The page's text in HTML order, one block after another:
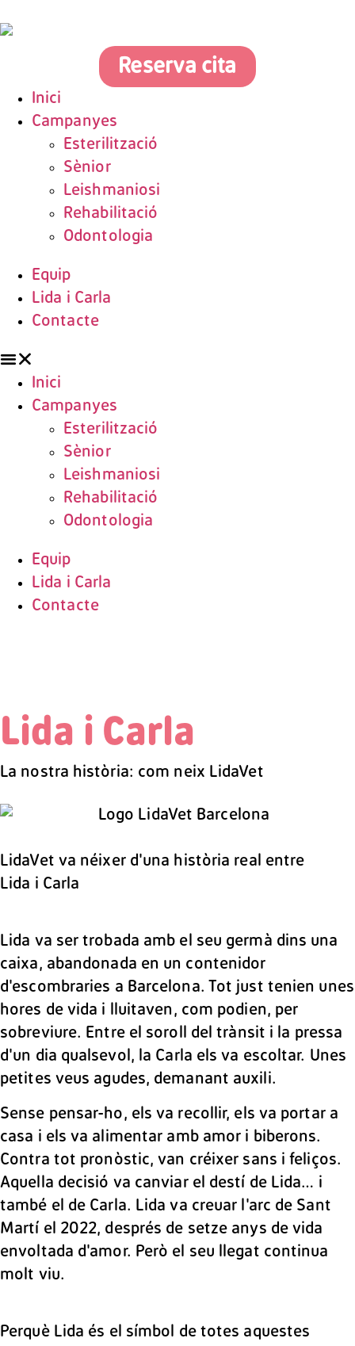
Reserva cita
Inici
Campanyes
Esterilització
Sènior
Leishmaniosi
Rehabilitació
Odontologia
Equip
Lida i Carla
Contacte
Inici
Campanyes
Esterilització
Sènior
Leishmaniosi
Rehabilitació
Odontologia
Equip
Lida i Carla
Contacte
Lida i Carla
La nostra història: com neix LidaVet
LidaVet va néixer d'una història real entre
Lida i Carla
Lida va ser trobada amb el seu germà dins una
caixa, abandonada en un contenidor
d'escombraries a Barcelona. Tot just tenien unes
hores de vida i lluitaven, com podien, per
sobreviure. Entre el soroll del trànsit i la pressa
d'un dia qualsevol, la Carla els va escoltar. Unes
petites veus agudes, demanant auxili.
Sense pensar-ho, els va recollir, els va portar a
casa i els va alimentar amb amor i biberons.
Contra tot pronòstic, van créixer sans i feliços.
Aquella decisió va canviar el destí de Lida… i
també el de Carla. Lida va creuar l'arc de Sant
Martí el 2022, després de setze anys de vida
envoltada d'amor. Però el seu llegat continua
molt viu.
Perquè Lida és el símbol de totes aquestes